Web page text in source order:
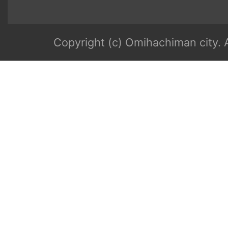
Copyright (c) Omihachiman city.